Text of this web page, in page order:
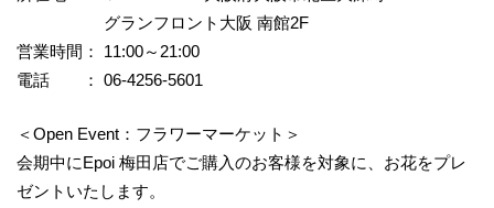
グランフロント大阪 南館2F
営業時間： 11:00～21:00
電話 ： 06-4256-5601
＜Open Event：フラワーマーケット＞
会期中にEpoi 梅田店でご購入のお客様を対象に、お花をプレ
ゼントいたします。